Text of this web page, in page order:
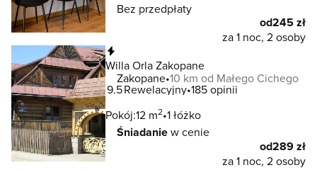
Bez przedpłaty
od245 zł
za 1 noc, 2 osoby
Willa Orla Zakopane
Zakopane 10 km od Małego Cichego
9.5Rewelacyjny 185 opinii
Pokój:12 m2 1 łóżko
Śniadaniew cenie
od289 zł
za 1 noc, 2 osoby